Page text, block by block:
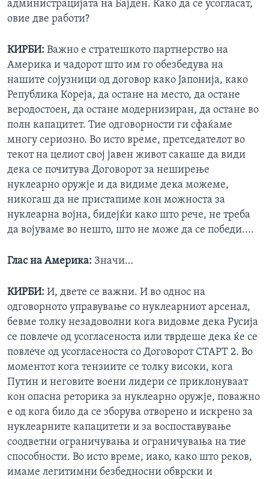
администрацијата на Бајден. Како да се усогласат,
овие две работи?
КИРБИ: Важно е стратешкото партнерство на
Америка и чадорот што им го обезбедува на
нашите сојузници од договор како Јапонија, како
Република Кореја, да остане на место, да остане
веродостоен, да остане модернизиран, да остане во
полн капацитет. Тие одговорности ги сфаќаме
многу сериозно. Во исто време, претседателот во
текот на целиот свој јавен живот сакаше да види
дека се почитува Договорот за неширење
нуклеарно оружје и да видиме дека можеме,
никогаш да не пристапиме кон можноста за
нуклеарна војна, бидејќи како што рече, не треба
да војуваме во нешто, што не може да се победи....
Глас на Америка: Значи…
КИРБИ: И, двете се важни. И во однос на
одговорното управување со нуклеарниот арсенал,
бевме толку незадоволни кога видовме дека Русија
се повлече од усогласеноста или тврдеше дека ќе се
повлече од усогласеноста со Договорот СТАРТ 2. Во
моментот кога тензиите се толку високи, кога
Путин и неговите воени лидери се приклонуваат
кон опасна реторика за нуклеарно оружје, поважно
е од кога било да се зборува отворено и искрено за
нуклеарните капацитети и за воспоставување
соодветни ограничувања и ограничувања на тие
способности. Во исто време, иако, како што реков,
имаме легитимни безбедносни обврски и